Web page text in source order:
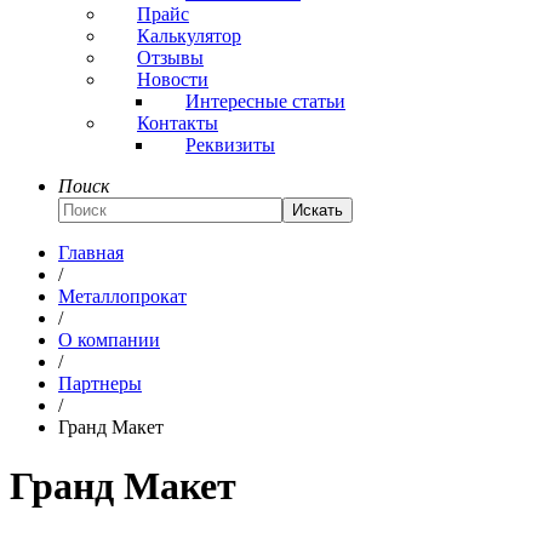
Прайс
Калькулятор
Отзывы
Новости
Интересные статьи
Контакты
Реквизиты
Поиск
Искать
Главная
/
Металлопрокат
/
О компании
/
Партнеры
/
Гранд Макет
Гранд Макет